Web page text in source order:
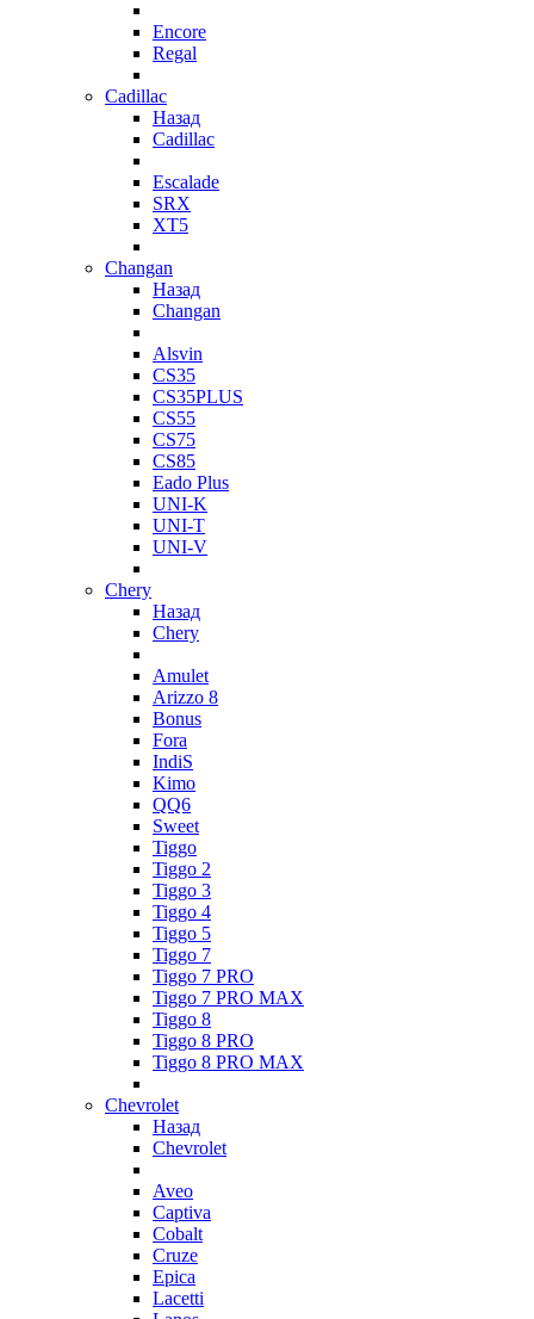
Encore
Regal
Cadillac
Назад
Cadillac
Escalade
SRX
XT5
Changan
Назад
Changan
Alsvin
CS35
CS35PLUS
CS55
CS75
CS85
Eado Plus
UNI-K
UNI-T
UNI-V
Chery
Назад
Chery
Amulet
Arizzo 8
Bonus
Fora
IndiS
Kimo
QQ6
Sweet
Tiggo
Tiggo 2
Tiggo 3
Tiggo 4
Tiggo 5
Tiggo 7
Tiggo 7 PRO
Tiggo 7 PRO MAX
Tiggo 8
Tiggo 8 PRO
Tiggo 8 PRO MAX
Chevrolet
Назад
Chevrolet
Aveo
Captiva
Cobalt
Cruze
Epica
Lacetti